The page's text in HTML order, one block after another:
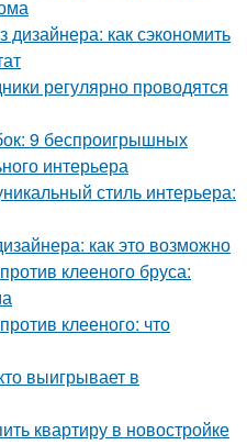
как сэкономить
регулярно проводятся
9 беспроигрышных
интерьера
стиль интерьера:
как это возможно
клееного бруса:
клееного: что
выигрывает в
квартиру в новостройке